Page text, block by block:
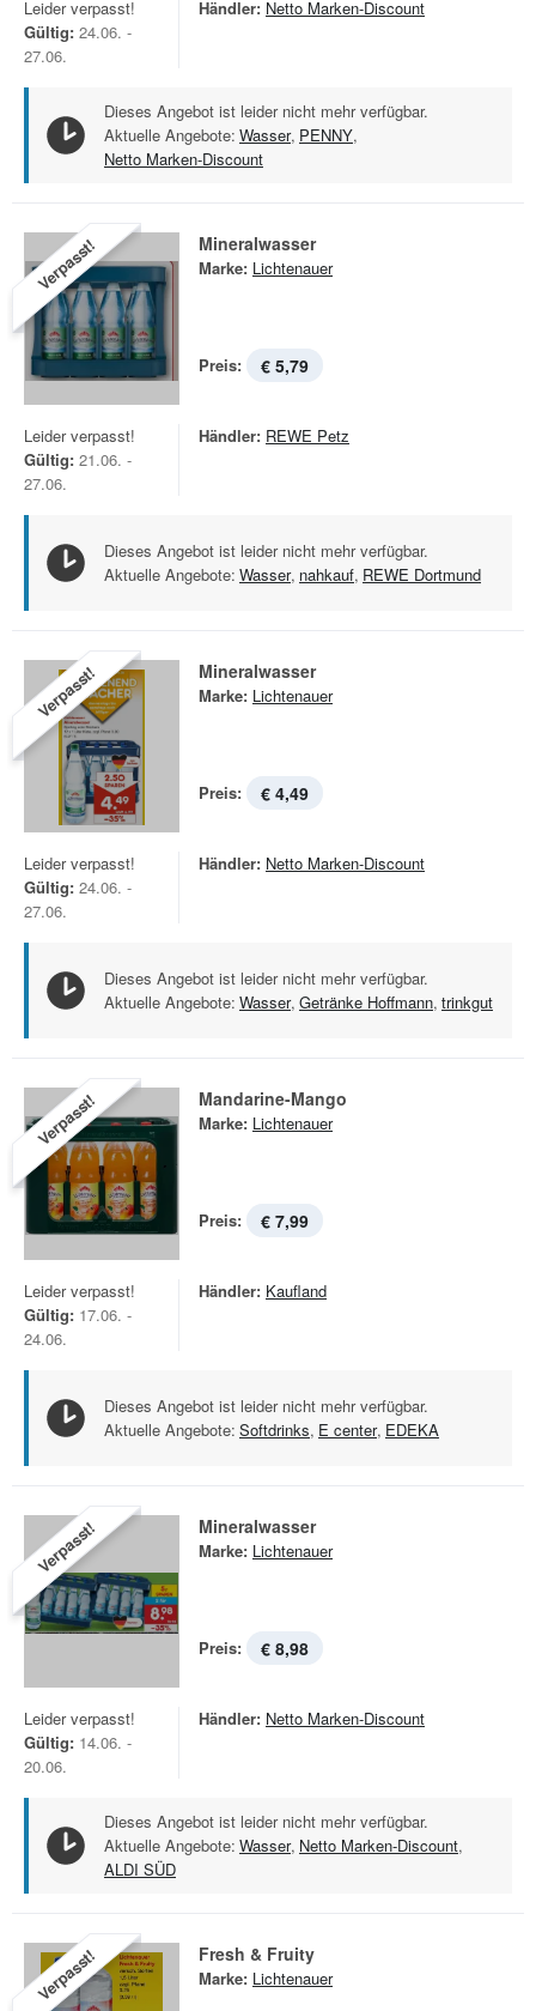
Leider verpasst!
Gültig: 24.06. -
27.06.
Händler: Netto Marken-Discount
Dieses Angebot ist leider nicht mehr verfügbar.
Aktuelle Angebote: Wasser, PENNY,
Netto Marken-Discount
Verpasst! Mineralwasser
Marke: Lichtenauer
Preis: € 5,79
Leider verpasst!
Gültig: 21.06. -
27.06.
Händler: REWE Petz
Dieses Angebot ist leider nicht mehr verfügbar.
Aktuelle Angebote: Wasser, nahkauf, REWE Dortmund
Verpasst! Mineralwasser
Marke: Lichtenauer
Preis: € 4,49
Leider verpasst!
Gültig: 24.06. -
27.06.
Händler: Netto Marken-Discount
Dieses Angebot ist leider nicht mehr verfügbar.
Aktuelle Angebote: Wasser, Getränke Hoffmann, trinkgut
Verpasst! Mandarine-Mango
Marke: Lichtenauer
Preis: € 7,99
Leider verpasst!
Gültig: 17.06. -
24.06.
Händler: Kaufland
Dieses Angebot ist leider nicht mehr verfügbar.
Aktuelle Angebote: Softdrinks, E center, EDEKA
Verpasst! Mineralwasser
Marke: Lichtenauer
Preis: € 8,98
Leider verpasst!
Gültig: 14.06. -
20.06.
Händler: Netto Marken-Discount
Dieses Angebot ist leider nicht mehr verfügbar.
Aktuelle Angebote: Wasser, Netto Marken-Discount,
ALDI SÜD
Verpasst! Fresh & Fruity
Marke: Lichtenauer